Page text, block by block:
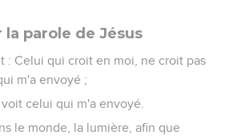
parole de Jésus
: Celui qui croit en moi, ne croit pas
m'a envoyé ;
celui qui m'a envoyé.
le monde, la lumière, afin que